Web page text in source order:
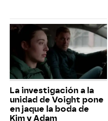
La investigación a la
unidad de Voight pone
en jaque la boda de
Kim y Adam